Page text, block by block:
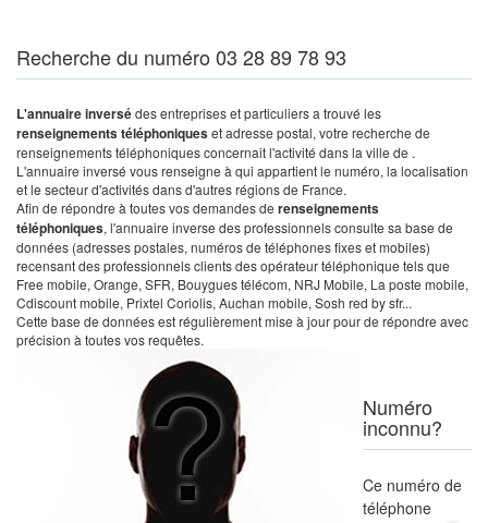
Recherche du numéro 03 28 89 78 93
L'annuaire inversédes entreprises et particuliers a trouvé les
renseignements téléphoniqueset adresse postal, votre recherche de
renseignements téléphoniques concernait l'activité dans la ville de .
L'annuaire inversé vous renseigne à qui appartient le numéro, la localisation
et le secteur d'activités dans d'autres régions de France.
Afin de répondre à toutes vos demandes de renseignements
téléphoniques, l'annuaire inverse des professionnels consulte sa base de
données (adresses postales, numéros de téléphones fixes et mobiles)
recensant des professionnels clients des opérateur téléphonique tels que
Free mobile, Orange, SFR, Bouygues télécom, NRJ Mobile, La poste mobile,
Cdiscount mobile, Prixtel Coriolis, Auchan mobile, Sosh red by sfr...
Cette base de données est régulièrement mise à jour pour de répondre avec
précision à toutes vos requêtes.
Numéro
inconnu?
Ce numéro de
téléphone